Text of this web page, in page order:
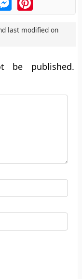
last modified on
be published.